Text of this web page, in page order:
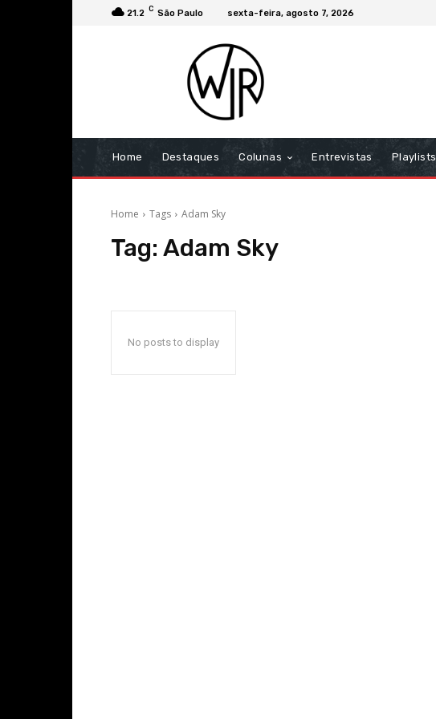
21.2 C São Paulo sexta-feira, agosto 7, 2026
Home Destaques Colunas Entrevistas Playlists
Home Tags Adam Sky
Tag: Adam Sky
No posts to display